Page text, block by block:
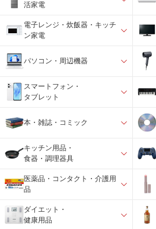
活家電
電子レンジ・炊飯器・キッチ
ン家電
パソコン・周辺機器
スマートフォン・
タブレット
本・雑誌・コミック
キッチン用品・
食器・調理器具
医薬品・コンタクト・介護用
品
ダイエット・
健康用品